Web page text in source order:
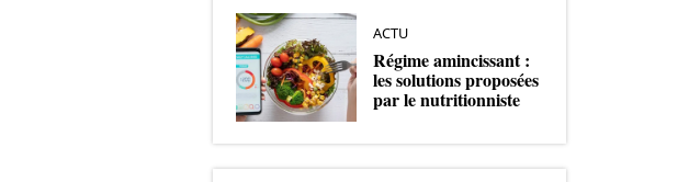
ACTU
Régime amincissant :
les solutions proposées
par le nutritionniste